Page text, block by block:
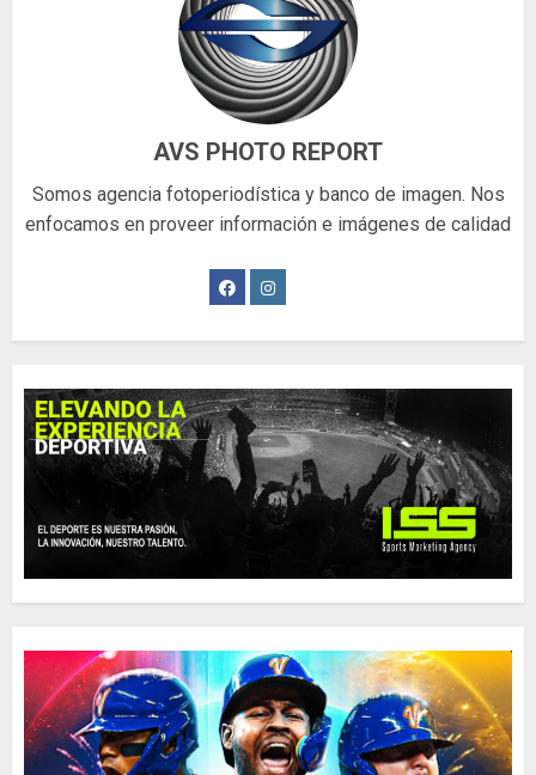
AVS PHOTO REPORT
Somos agencia fotoperiodística y banco de imagen. Nos
enfocamos en proveer información e imágenes de calidad